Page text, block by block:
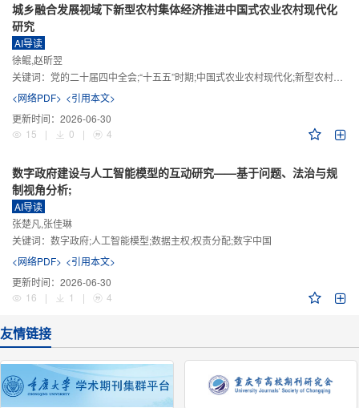
城乡融合发展视域下新型农村集体经济推进中国式农业农村现代化
研究
AI导读
徐鲲,赵昕翌
关键词： 党的二十届四中全会;“十五五”时期;中国式农业农村现代化;新型农村集体经济;城乡融合发展;新质生产力
<网络PDF> <引用本文>
更新时间： 2026-06-30
15
| 0 | 4
数字政府建设与人工智能模型的互动研究——基于问题、法治与规
制视角分析;
AI导读
张楚凡,张佳琳
关键词： 数字政府;人工智能模型;数据主权;权责分配;数字中国
<网络PDF> <引用本文>
更新时间： 2026-06-30
16
| 1 | 4
友情链接